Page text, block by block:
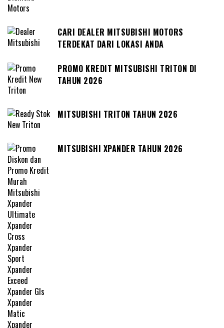
CARI DEALER MITSUBISHI MOTORS
TERDEKAT DARI LOKASI ANDA
PROMO KREDIT MITSUBISHI TRITON DI
TAHUN 2026
MITSUBISHI TRITON TAHUN 2026
MITSUBISHI XPANDER TAHUN 2026